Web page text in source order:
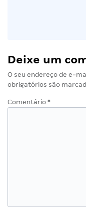
Deixe um
O seu endereço de e-
obrigatórios são
Comentário *